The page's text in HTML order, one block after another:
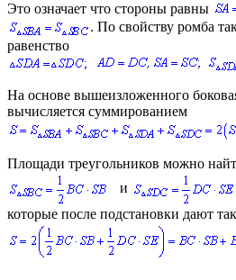
Это означает что стороны равны
. По свойству ромба
равенство
На основе вышеизложенного
вычисляется суммированием
Площади треугольников можно
и
которые после подстановки дают